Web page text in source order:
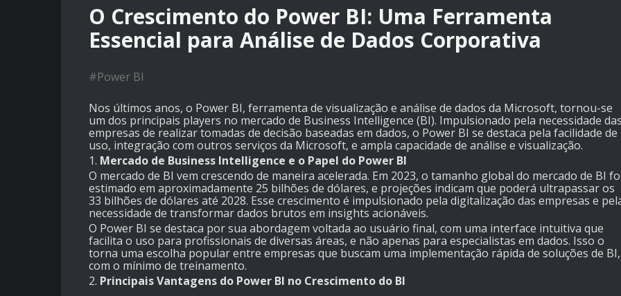
O Crescimento do Power BI: Uma Ferramenta
Essencial para Análise de Dados Corporativa
#Power BI
Nos últimos anos, o Power BI, ferramenta de visualização e análise de dados da Microsoft, tornou-se
um dos principais players no mercado de Business Intelligence (BI). Impulsionado pela necessidade
empresas de realizar tomadas de decisão baseadas em dados, o Power BI se destaca pela facilidade de
uso, integração com outros serviços da Microsoft, e ampla capacidade de análise e visualização.
1. Mercado de Business Intelligence e o Papel do Power BI
O mercado de BI vem crescendo de maneira acelerada. Em 2023, o tamanho global do mercado de BI
estimado em aproximadamente 25 bilhões de dólares, e projeções indicam que poderá ultrapassar os
33 bilhões de dólares até 2028. Esse crescimento é impulsionado pela digitalização das empresas e
necessidade de transformar dados brutos em insights acionáveis.
O Power BI se destaca por sua abordagem voltada ao usuário final, com uma interface intuitiva que
facilita o uso para profissionais de diversas áreas, e não apenas para especialistas em dados. Isso o
torna uma escolha popular entre empresas que buscam uma implementação rápida de soluções de BI,
com o mínimo de treinamento.
2. Principais Vantagens do Power BI no Crescimento do BI